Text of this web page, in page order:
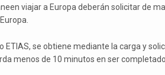
viajar a Europa deberán solicitar de
ETIAS, se obtiene mediante la carga y
menos de 10 minutos en ser completado.